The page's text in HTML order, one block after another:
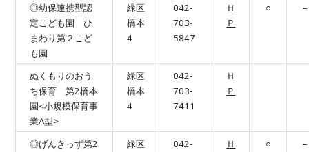
◎幼保連携型認
定こども園 ひ
まわり第２こど
も園
緑区
橋本
4
042-
703-
5847
Ｈ
Ｐ
○ –
ぬくもりのおう
ち保育 第2橋本
園<小規模保育事
業A型>
緑区
橋本
4
042-
703-
7411
Ｈ
Ｐ
◎げんきっず第2
緑区
042-
Ｈ
○ –